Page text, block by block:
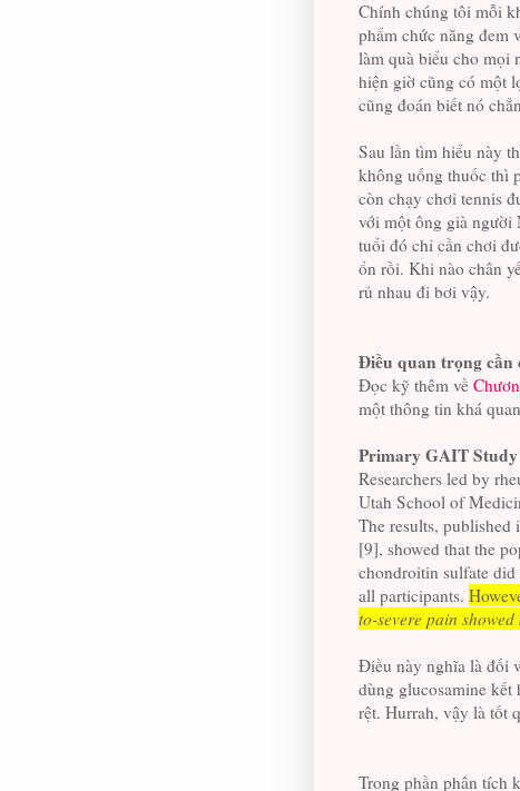
Chính chúng tôi mỗi
phẩm chức năng đem
làm quà biểu cho mọi
hiện giờ cũng có một
cũng đoán biết nó
Sau lần tìm hiểu này
không uống thuốc thì
còn chạy chơi tennis
với một ông già người
tuổi đó chỉ cần chơi
ổn rồi. Khi nào chân
rủ nhau đi bơi vậy.
Điều quan trọng cần
Đọc kỹ thêm về
một thông tin khá
Primary GAIT Study
Researchers led by
Utah School of
The results,
[9], showed that the
chondroitin sulfate
all participants.
to-severe pain
Điều này nghĩa là đối
dùng glucosamine
rệt. Hurrah, vậy là tốt
Trong phần phân tích